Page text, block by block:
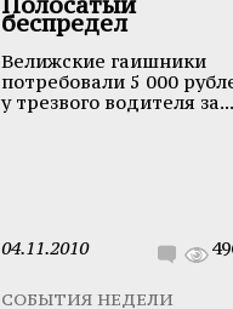
беспредел
Велижские гаишники
потребовали 5 000
у трезвого водителя за...
04.11.2010
СОБЫТИЯ НЕДЕЛИ